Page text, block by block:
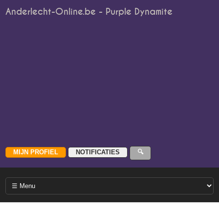
Anderlecht-Online.be - Purple Dynamite